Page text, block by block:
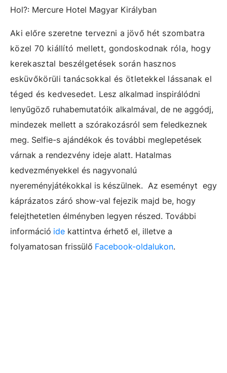
Hol?: Mercure Hotel Magyar Királyban
Aki előre szeretne tervezni a jövő hét szombatra
közel 70 kiállító mellett, gondoskodnak róla, hogy
kerekasztal beszélgetések során hasznos
esküvőkörüli tanácsokkal és ötletekkel lássanak el
téged és kedvesedet. Lesz alkalmad inspirálódni
lenyűgöző ruhabemutatóik alkalmával, de ne aggódj,
mindezek mellett a szórakozásról sem feledkeznek
meg. Selfie-s ajándékok és további meglepetések
várnak a rendezvény ideje alatt. Hatalmas
kedvezményekkel és nagyvonalú
nyereményjátékokkal is készülnek. Az eseményt egy
káprázatos záró show-val fejezik majd be, hogy
felejthetetlen élményben legyen részed. További
információ ide kattintva érhető el, illetve a
folyamatosan frissülő Facebook-oldalukon.